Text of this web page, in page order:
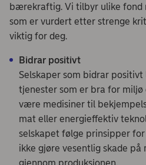
bærekraftig. Vi tilbyr ulike
som er vurdert etter strenge
viktig for deg.
Bidrar positivt
Selskaper som bidrar
tjenester som er bra for miljø
være medisiner til
mat eller energieffektiv
selskapet følge prinsipper
ikke gjøre vesentlig skade på